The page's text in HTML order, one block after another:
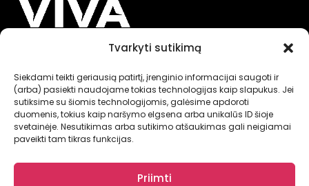
Tvarkyti sutikimą
Siekdami teikti geriausią patirtį, įrenginio informacijai saugoti ir
(arba) pasiekti naudojame tokias technologijas kaip slapukus. Jei
sutiksime su šiomis technologijomis, galėsime apdoroti
duomenis, tokius kaip naršymo elgsena arba unikalūs ID šioje
svetainėje. Nesutikimas arba sutikimo atšaukimas gali neigiamai
paveikti tam tikras funkcijas.
Priimti
NUORODOS